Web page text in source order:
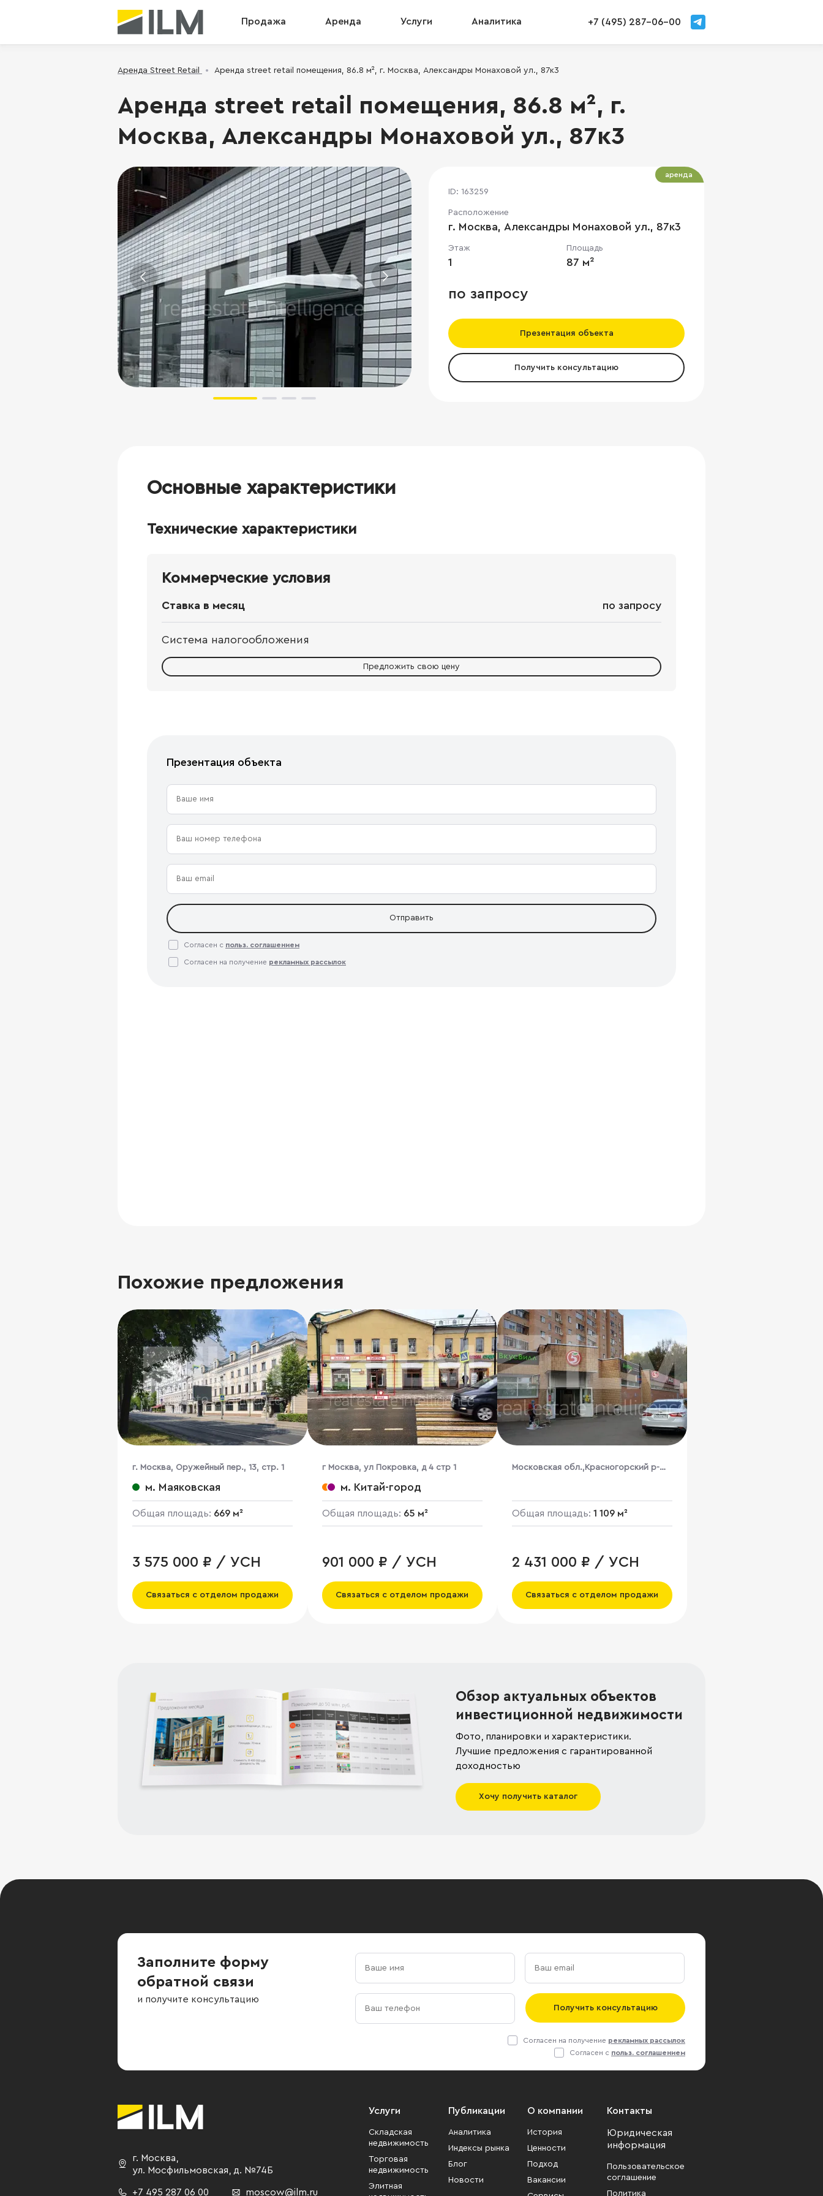
Продажа Аренда Услуги Аналитика +7 (495) 287-06-00
Аренда Street Retail Аренда street retail помещения, 86.8 м², г. Москва, Александры Монаховой ул., 87к3
Аренда street retail помещения, 86.8 м², г.
Москва, Александры Монаховой ул., 87к3
ID: 163259
Расположение
г. Москва, Александры Монаховой ул., 87к3
Этаж
1
Площадь
87 м²
по запросу
Презентация объекта
Получить консультацию
аренда
Основные характеристики
Технические характеристики
Коммерческие условия
Ставка в месяц по запросу
Система налогообложения
Предложить свою цену
Презентация объекта
Отправить
Согласен с польз. соглашением
Согласен на получение рекламных рассылок
Похожие предложения
г. Москва, Оружейный пер., 13, стр. 1
м. Маяковская
Общая площадь: 669 м²
3 575 000 ₽ / УСН
Связаться с отделом продажи
г Москва, ул Покровка, д 4 стр 1
м. Китай-город
Общая площадь: 65 м²
901 000 ₽ / УСН
Связаться с отделом продажи
Московская обл.,Красногорский р-
Общая площадь: 1 109 м²
2 431 000 ₽ / УСН
Связаться с отделом продажи
Обзор актуальных объектов
инвестиционной недвижимости
Фото, планировки и характеристики.
Лучшие предложения с гарантированной
доходностью
Хочу получить каталог
Заполните форму
обратной связи
и получите консультацию
Получить консультацию
Согласен на получение рекламных рассылок
Согласен с польз. соглашением
г. Москва,
ул. Мосфильмовская, д. №74Б
+7 495 287 06 00 moscow@ilm.ru
Услуги
Складская
недвижимость
Торговая
недвижимость
Элитная
Публикации
Аналитика
Индексы рынка
Блог
Новости
О компании
История
Ценности
Подход
Вакансии
Контакты
Юридическая
информация
Пользовательское
соглашение
Политика